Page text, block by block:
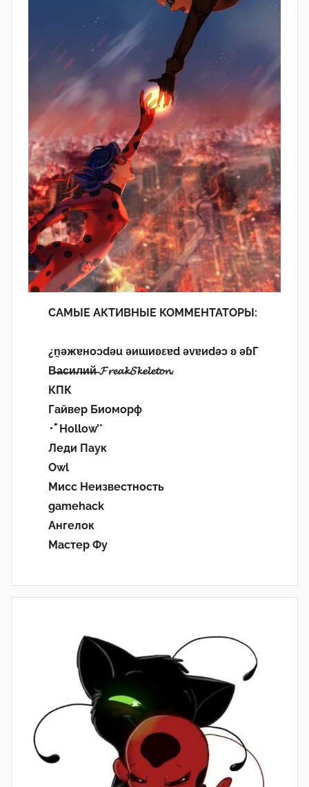
САМЫЕ АКТИВНЫЕ КОММЕНТАТОРЫ:
¿n̯ǝжɐноɔdǝu ǝиɯиʚεɐd ǝvɐиdǝɔ ʚ ǝɓГ
В̶а̶с̶и̶л̶и̶й̶ 𝓕𝓻𝓮𝓪𝓴𝓢𝓴𝓮𝓵𝓮𝓽𝓸𝓷.
КПК
Гайвер Биоморф
･ﾟHollow’°
Леди Паук
Owl
Мисс Неизвестность
gamehack
Ангелок
Мастер Фу